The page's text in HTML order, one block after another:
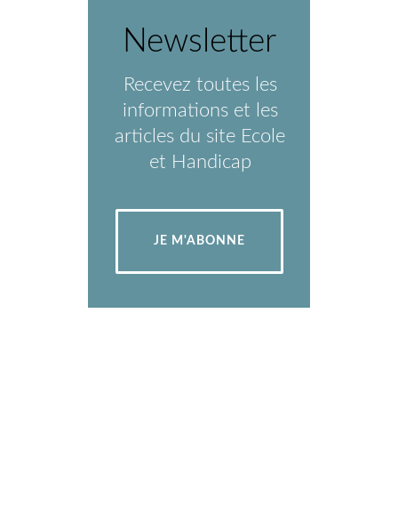
Newsletter
Recevez toutes les
informations et les
articles du site Ecole
et Handicap
JE M'ABONNE